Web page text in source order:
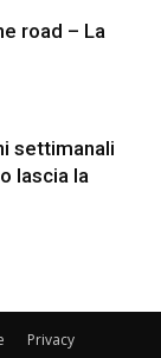
road – La
settimanali
lascia la
Privacy